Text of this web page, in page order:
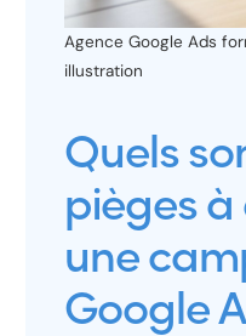
Agence Google Ads
illustration
Quels
pièges
une
Google